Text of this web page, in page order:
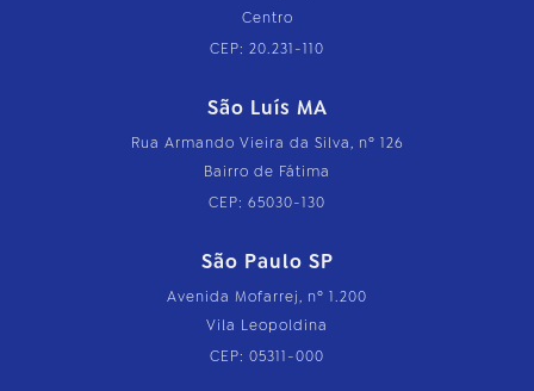
Centro
CEP: 20.231-110
São Luís MA
Rua Armando Vieira da Silva, nº 126
Bairro de Fátima
CEP: 65030-130
São Paulo SP
Avenida Mofarrej, nº 1.200
Vila Leopoldina
CEP: 05311-000